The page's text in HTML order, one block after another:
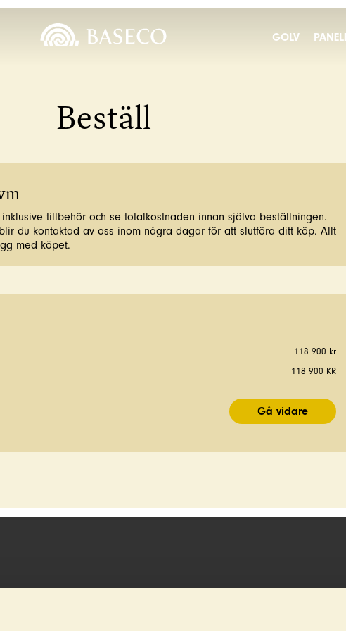
GOLV
Beställ
tillbehör och se totalkostnaden innan själva beställningen.
du kontaktad av oss inom några dagar för att slutföra ditt köp. Allt
med köpet.
118 900 kr
118 900 KR